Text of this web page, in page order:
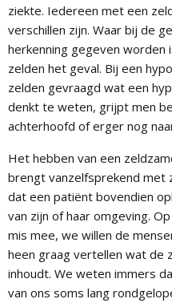
ziekte. Iedereen met een
verschillen zijn. Waar bij de
herkenning gegeven worden
zelden het geval. Bij een
zelden gevraagd wat een
denkt te weten, grijpt men
achterhoofd of erger nog
Het hebben van een
brengt vanzelfsprekend met
dat een patiënt bovendien
van zijn of haar omgeving. Op
mis mee, we willen de
heen graag vertellen wat de
inhoudt. We weten immers
van ons soms lang